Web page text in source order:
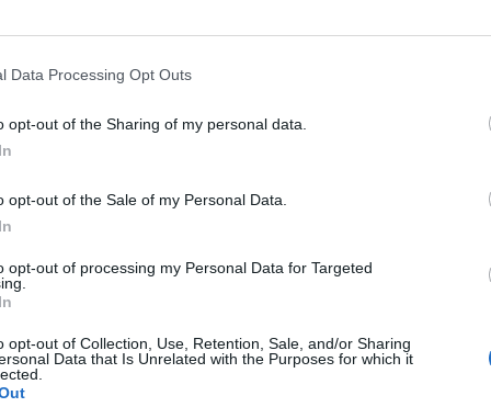
Data Processing Opt Outs
opt-out of the Sharing of my personal data.
opt-out of the Sale of my Personal Data.
opt-out of processing my Personal Data for Targeted
opt-out of Collection, Use, Retention, Sale, and/or Sharing
Data that Is Unrelated with the Purposes for which it
του Harvard, θα δώσει μια σειρά από
με σημαντικούς πανεπιστημιακούς
και στην Ουάσιγκτον.